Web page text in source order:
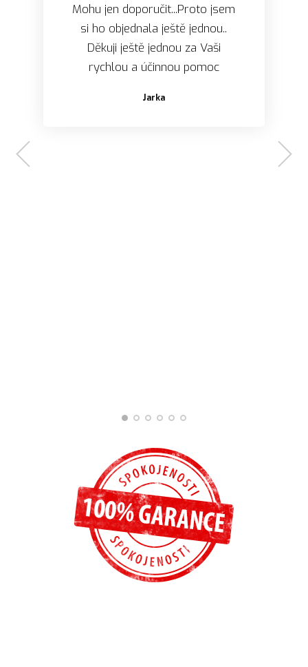
Mohu jen doporučit...Proto jsem
si ho objednala ještě jednou..
Děkuji ještě jednou za Vaši
rychlou a účinnou pomoc
Jarka
Dagmar M.